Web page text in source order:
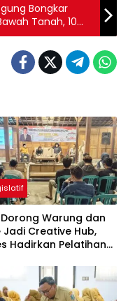
Bongkar
Tanah, 10
Warung dan
Jadi Creative Hub,
Hadirkan Pelatihan